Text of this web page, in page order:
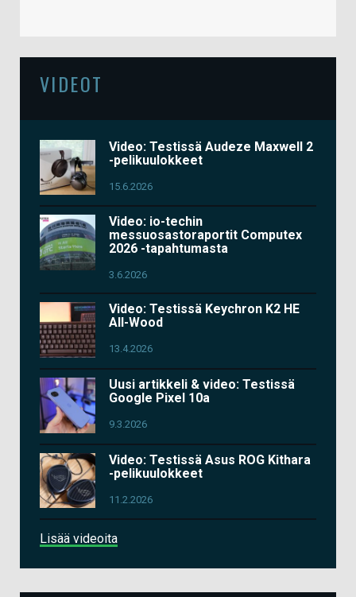
VIDEOT
Video: Testissä Audeze Maxwell 2
-pelikuulokkeet
15.6.2026
Video: io-techin
messuosastoraportit Computex
2026 -tapahtumasta
3.6.2026
Video: Testissä Keychron K2 HE
All-Wood
13.4.2026
Uusi artikkeli & video: Testissä
Google Pixel 10a
9.3.2026
Video: Testissä Asus ROG Kithara
-pelikuulokkeet
11.2.2026
Lisää videoita